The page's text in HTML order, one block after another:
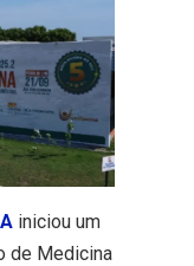
iniciou um
de Medicina